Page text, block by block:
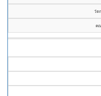
วัด
ค